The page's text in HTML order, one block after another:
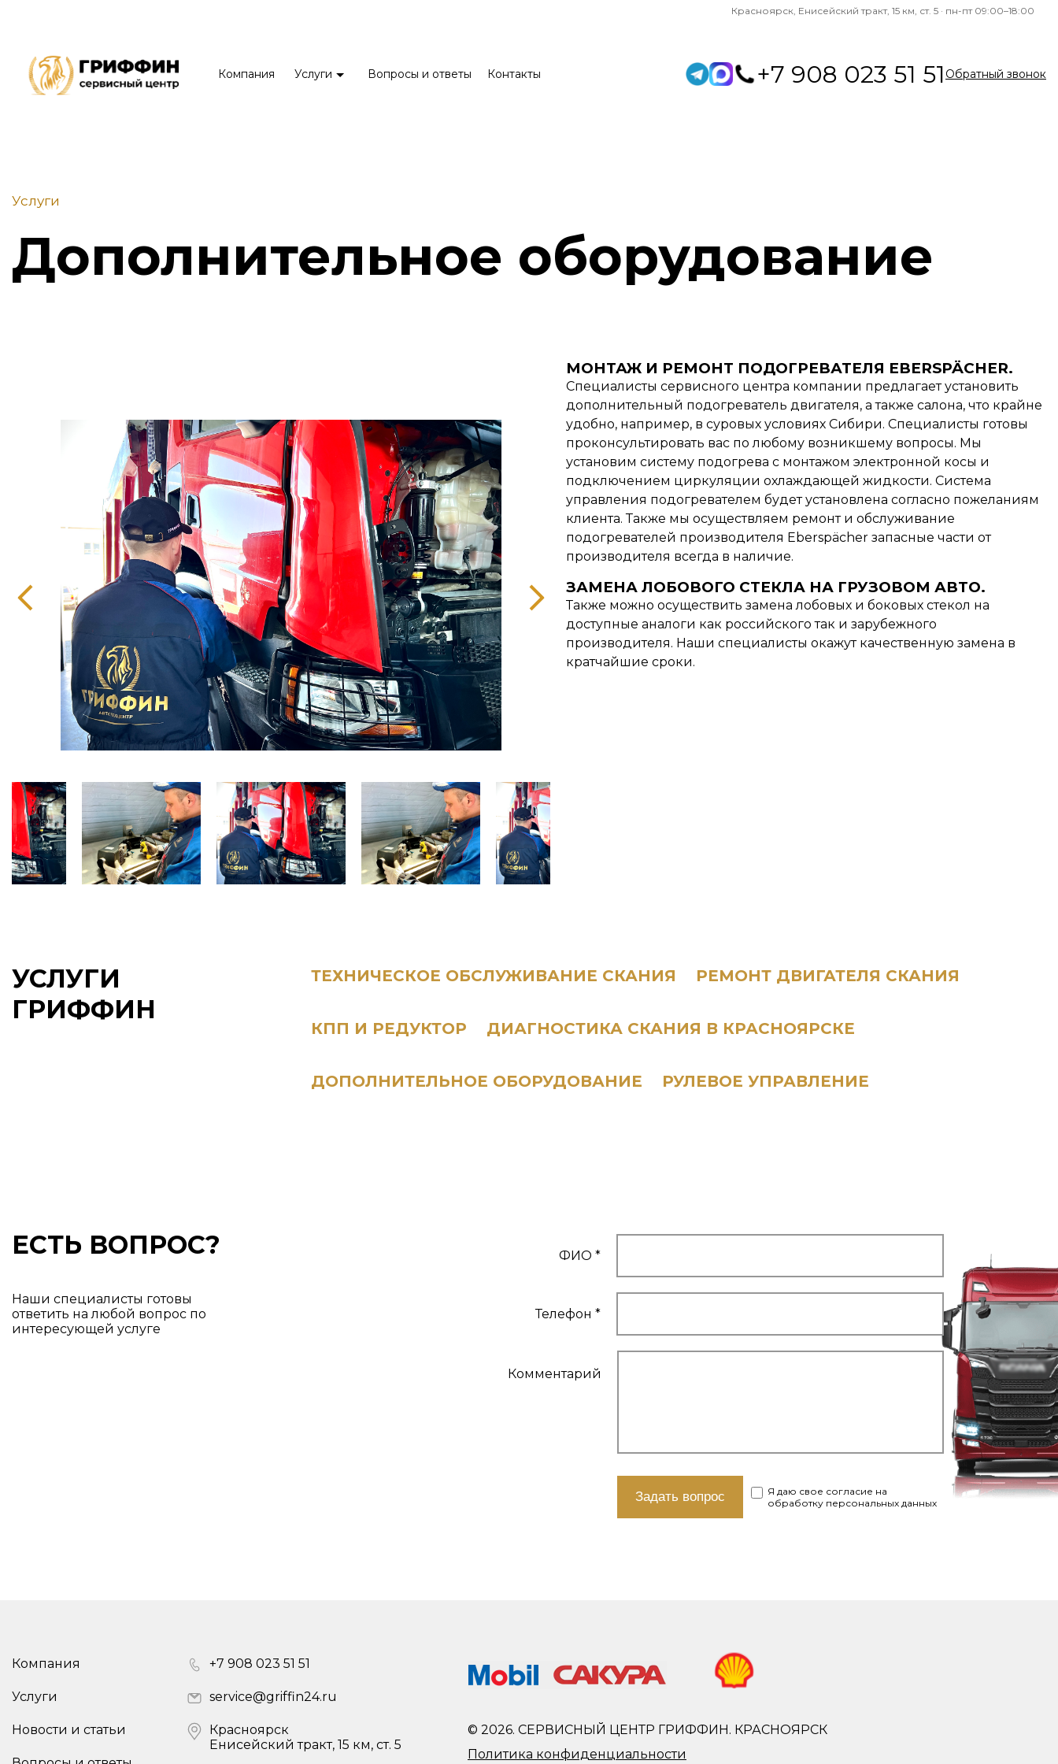
Красноярск, Енисейский тракт, 15 км, ст. 5 · пн-пт 09:00–18:00
Компания Услуги Вопросы и ответы Контакты +7 908 023 51 51 Обратный звонок
Услуги
Дополнительное оборудование
МОНТАЖ И РЕМОНТ ПОДОГРЕВАТЕЛЯ EBERSPÄCHER.
Специалисты сервисного центра компании предлагает установить
дополнительный подогреватель двигателя, а также салона, что крайне
удобно, например, в суровых условиях Сибири. Специалисты готовы
проконсультировать вас по любому возникшему вопросы. Мы
установим систему подогрева с монтажом электронной косы и
подключением циркуляции охлаждающей жидкости. Система
управления подогревателем будет установлена согласно пожеланиям
клиента. Также мы осуществляем ремонт и обслуживание
подогревателей производителя Eberspächer запасные части от
производителя всегда в наличие.
ЗАМЕНА ЛОБОВОГО СТЕКЛА НА ГРУЗОВОМ АВТО.
Также можно осуществить замена лобовых и боковых стекол на
доступные аналоги как российского так и зарубежного
производителя. Наши специалисты окажут качественную замена в
кратчайшие сроки.
УСЛУГИ
ГРИФФИН
ТЕХНИЧЕСКОЕ ОБСЛУЖИВАНИЕ СКАНИЯ РЕМОНТ ДВИГАТЕЛЯ СКАНИЯ
КПП И РЕДУКТОР ДИАГНОСТИКА СКАНИЯ В КРАСНОЯРСКЕ
ДОПОЛНИТЕЛЬНОЕ ОБОРУДОВАНИЕ РУЛЕВОЕ УПРАВЛЕНИЕ
ЕСТЬ ВОПРОС?
Наши специалисты готовы
ответить на любой вопрос по
интересующей услуге
ФИО *
Телефон *
Комментарий
Я даю свое согласие на
обработку персональных данных
Компания
Услуги
Новости и статьи
+7 908 023 51 51
service@griffin24.ru
Красноярск
Енисейский тракт, 15 км, ст. 5
© 2026. СЕРВИСНЫЙ ЦЕНТР ГРИФФИН. КРАСНОЯРСК
Политика конфиденциальности